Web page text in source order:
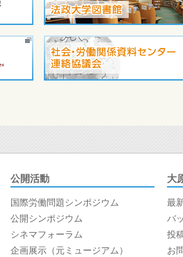
公開活動
国際労働問題シンポジウム
公開シンポジウム
シネマフォーラム
企画展示（元ミュージアム）
大
最
バ
投
お